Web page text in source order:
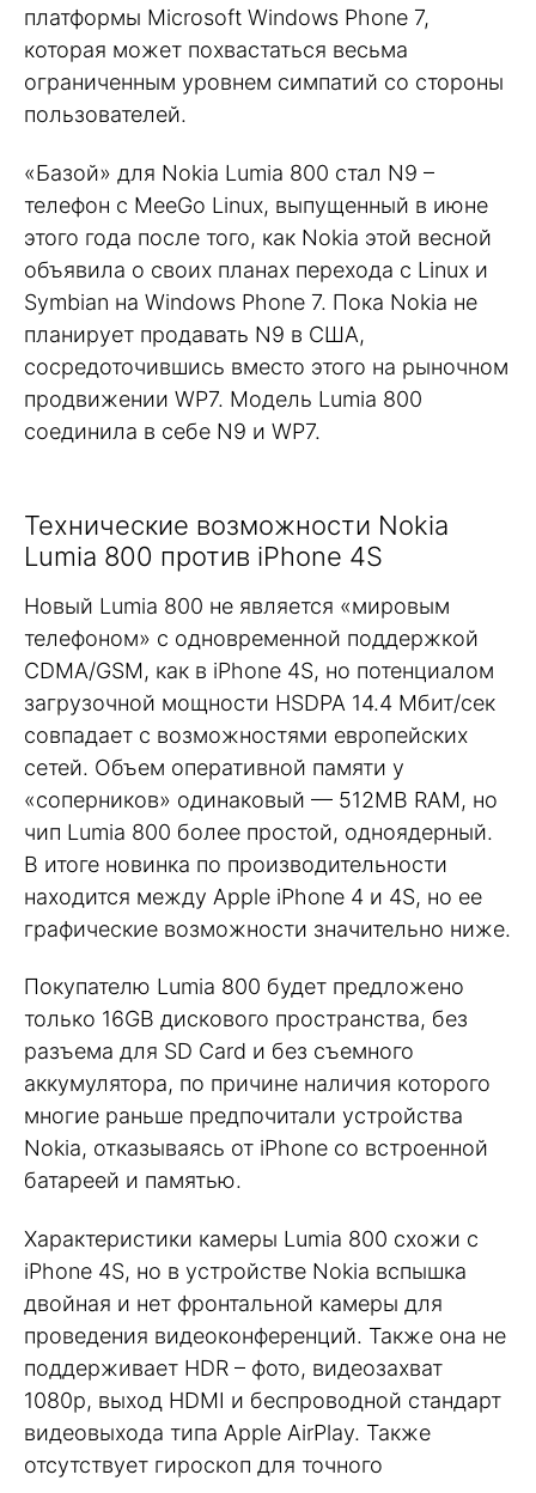
платформы Microsoft Windows Phone 7,
которая может похвастаться весьма
ограниченным уровнем симпатий со стороны
пользователей.
«Базой» для Nokia Lumia 800 стал N9 –
телефон с MeeGo Linux, выпущенный в июне
этого года после того, как Nokia этой весной
объявила о своих планах перехода с Linux и
Symbian на Windows Phone 7. Пока Nokia не
планирует продавать N9 в США,
сосредоточившись вместо этого на рыночном
продвижении WP7. Модель Lumia 800
соединила в себе N9 и WP7.
Технические возможности Nokia
Lumia 800 против iPhone 4S
Новый Lumia 800 не является «мировым
телефоном» с одновременной поддержкой
CDMA/GSM, как в iPhone 4S, но потенциалом
загрузочной мощности HSDPA 14.4 Мбит/сек
совпадает с возможностями европейских
сетей. Объем оперативной памяти у
«соперников» одинаковый — 512MB RAM, но
чип Lumia 800 более простой, одноядерный.
В итоге новинка по производительности
находится между Apple iPhone 4 и 4S, но ее
графические возможности значительно ниже.
Покупателю Lumia 800 будет предложено
только 16GB дискового пространства, без
разъема для SD Card и без съемного
аккумулятора, по причине наличия которого
многие раньше предпочитали устройства
Nokia, отказываясь от iPhone со встроенной
батареей и памятью.
Характеристики камеры Lumia 800 схожи с
iPhone 4S, но в устройстве Nokia вспышка
двойная и нет фронтальной камеры для
проведения видеоконференций. Также она не
поддерживает HDR – фото, видеозахват
1080p, выход HDMI и беспроводной стандарт
видеовыхода типа Apple AirPlay. Также
отсутствует гироскоп для точного